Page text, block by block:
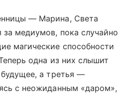
— Марина, Света
медиумов, пока случайно
магические способности
одна из них слышит
а третья —
с неожиданным «даром»,